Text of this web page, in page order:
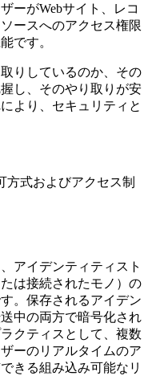
ーがWebサイト、レコ
ースへのアクセス権限
です。
りしているのか、その
し、そのやり取りが安
より、セキュリティと
方式およびアクセス制
アイデンティティスト
は接続されたモノ）の
。保存されるアイデン
中の両方で暗号化され
クティスとして、複数
ーのリアルタイムのア
きる組み込み可能なリ